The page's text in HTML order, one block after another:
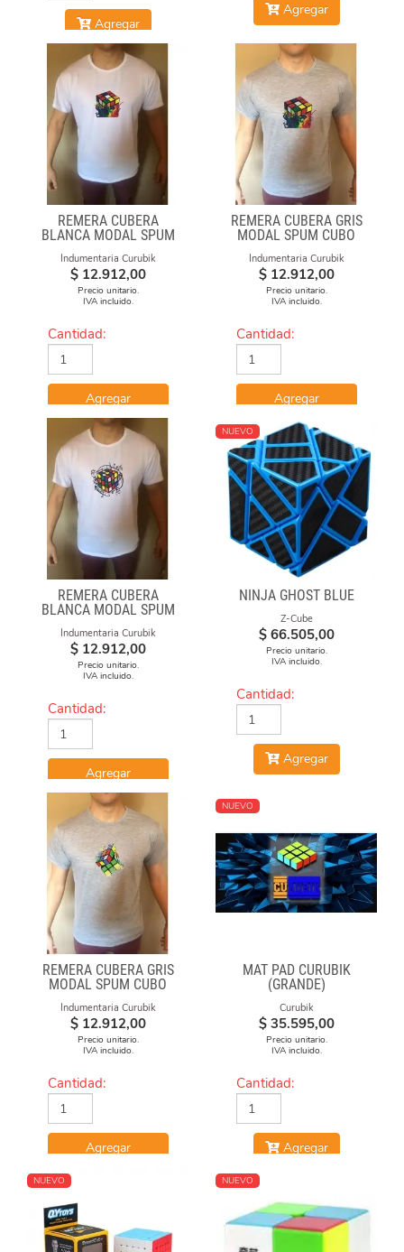
Agregar
Agregar
REMERA CUBERA
BLANCA MODAL SPUM
CUBO FUEGO
Indumentaria Curubik
$ 12.912,00
Precio unitario.
IVA incluido.
Cantidad:
Agregar
REMERA CUBERA GRIS
MODAL SPUM CUBO
Indumentaria Curubik
$ 12.912,00
Precio unitario.
IVA incluido.
Cantidad:
Agregar
REMERA CUBERA
BLANCA MODAL SPUM
CUBO CON FORMULAS
Indumentaria Curubik
$ 12.912,00
Precio unitario.
IVA incluido.
Cantidad:
Agregar
NUEVO
NINJA GHOST BLUE
Z-Cube
$ 66.505,00
Precio unitario.
IVA incluido.
Cantidad:
Agregar
REMERA CUBERA GRIS
MODAL SPUM CUBO
Indumentaria Curubik
$ 12.912,00
Precio unitario.
IVA incluido.
Cantidad:
Agregar
NUEVO
MAT PAD CURUBIK
(GRANDE)
Curubik
$ 35.595,00
Precio unitario.
IVA incluido.
Cantidad:
Agregar
NUEVO NUEVO